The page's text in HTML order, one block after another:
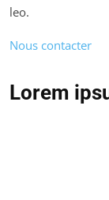
leo.
Nous contacter
Lorem